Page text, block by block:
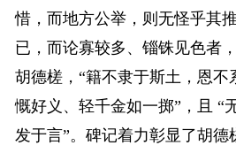
惜，而地方公举，则无怪乎其
已，而论寡较多、锱铢见色者
胡德槎，“籍不隶于斯土，恩不
慨好义、轻千金如一掷”，且 “
发于言”。碑记着力彰显了胡德